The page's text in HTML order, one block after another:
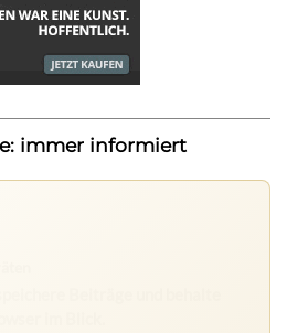
immer informiert